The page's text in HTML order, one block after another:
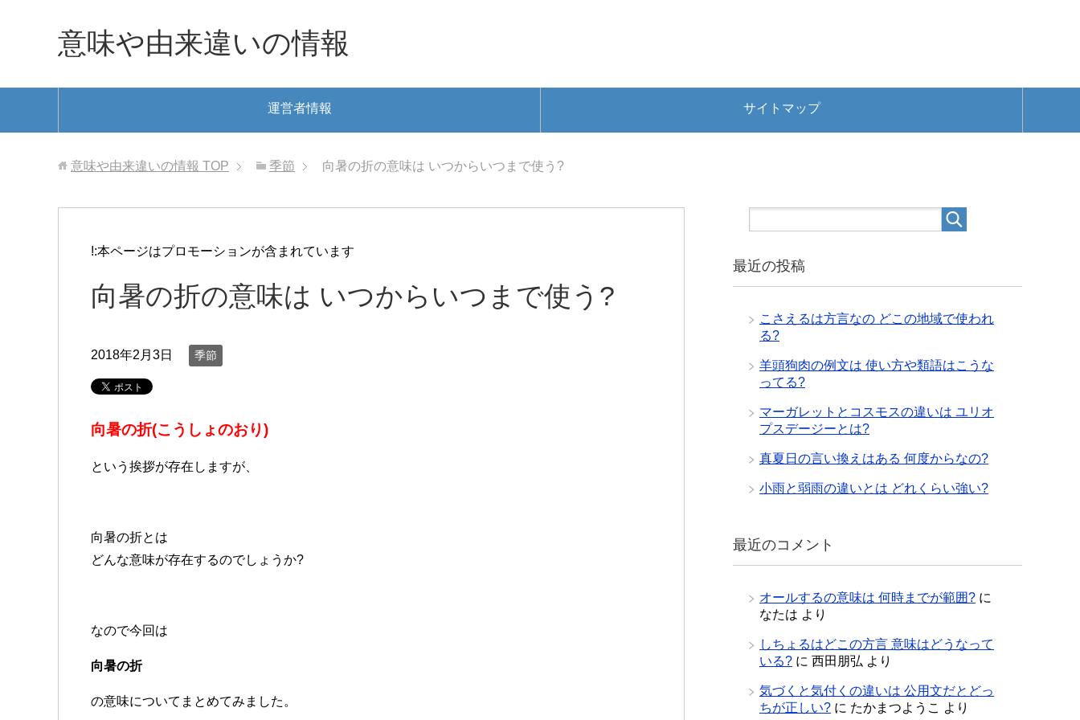
意味や由来違いの情報
運営者情報 サイトマップ
意味や由来違いの情報 TOP 季節 向暑の折の意味は いつからいつまで使う?
!:本ページはプロモーションが含まれています
向暑の折の意味は いつからいつまで使う?
2018年2月3日 季節
向暑の折(こうしょのおり)
という挨拶が存在しますが、
向暑の折とは
どんな意味が存在するのでしょうか?
なので今回は
向暑の折
の意味についてまとめてみました。
最近の投稿
こさえるは方言なの どこの地域で使われ
る?
羊頭狗肉の例文は 使い方や類語はこうな
ってる?
マーガレットとコスモスの違いは ユリオ
プスデージーとは?
真夏日の言い換えはある 何度からなの?
小雨と弱雨の違いとは どれくらい強い?
最近のコメント
オールするの意味は 何時までが範囲? に
なたは より
しちょるはどこの方言 意味はどうなって
いる? に 西田朋弘 より
気づくと気付くの違いは 公用文だとどっ
ちが正しい? に たかまつようこ より